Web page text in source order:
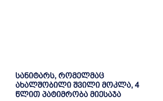
სანიტარს, რომელმაც
ახალშობილი შვილი მოკლა, 4
წლით პატიმრობა მიესაჯა